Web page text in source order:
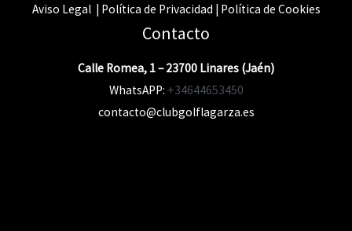
Aviso Legal | Política de Privacidad | Política de Cookies
Contacto
Calle Romea, 1 – 23700 Linares (Jaén)
WhatsAPP: +34644653450
contacto@clubgolflagarza.es